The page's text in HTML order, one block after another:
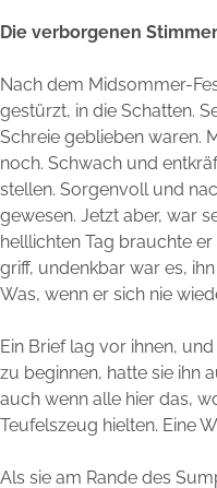
Die verborgenen
Nach dem Midsommer-
gestürzt, in die Schatten.
Schreie geblieben waren.
noch. Schwach und
stellen. Sorgenvoll und
gewesen. Jetzt aber, war
helllichten Tag brauchte
griff, undenkbar war es,
Was, wenn er sich nie
Ein Brief lag vor ihnen,
zu beginnen, hatte sie ihn
auch wenn alle hier das,
Teufelszeug hielten. Eine
Als sie am Rande des